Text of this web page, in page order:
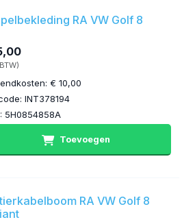
RA VW Golf 8
€ 10,00
INT378194
5H0854858A
Toevoegen
RA VW Golf 8